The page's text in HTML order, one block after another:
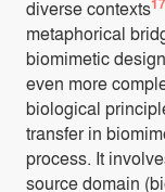
diverse contexts
metaphorical
biomimetic
even more
biological
transfer in
process. It
source domain